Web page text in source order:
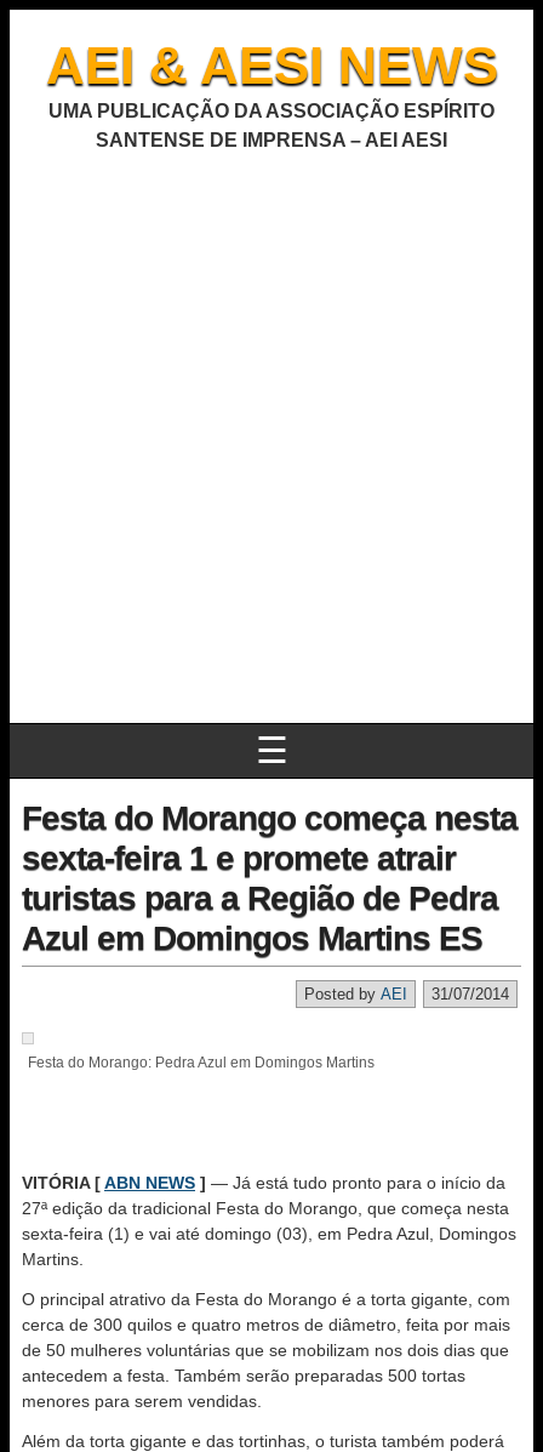
AEI & AESI NEWS
UMA PUBLICAÇÃO DA ASSOCIAÇÃO ESPÍRITO
SANTENSE DE IMPRENSA – AEI AESI
☰
Festa do Morango começa nesta
sexta-feira 1 e promete atrair
turistas para a Região de Pedra
Azul em Domingos Martins ES
31/07/2014
Posted by AEI
Festa do Morango: Pedra Azul em Domingos Martins
VITÓRIA [ABN NEWS ] — Já está tudo pronto para o início da
27ª edição da tradicional Festa do Morango, que começa nesta
sexta-feira (1) e vai até domingo (03), em Pedra Azul, Domingos
Martins.
O principal atrativo da Festa do Morango é a torta gigante, com
cerca de 300 quilos e quatro metros de diâmetro, feita por mais
de 50 mulheres voluntárias que se mobilizam nos dois dias que
antecedem a festa. Também serão preparadas 500 tortas
menores para serem vendidas.
Além da torta gigante e das tortinhas, o turista também poderá